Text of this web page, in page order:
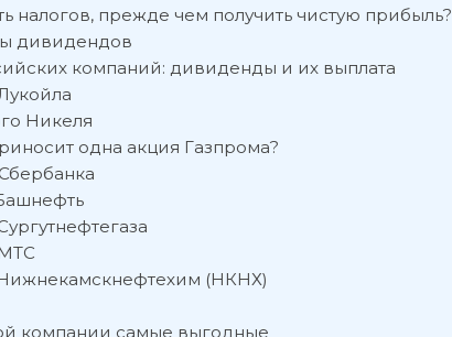
налогов, прежде чем получить чистую прибыль?
дивидендов
компаний: дивиденды и их выплата
Никеля
одна акция Газпрома?
(НКНХ)
компании самые выгодные